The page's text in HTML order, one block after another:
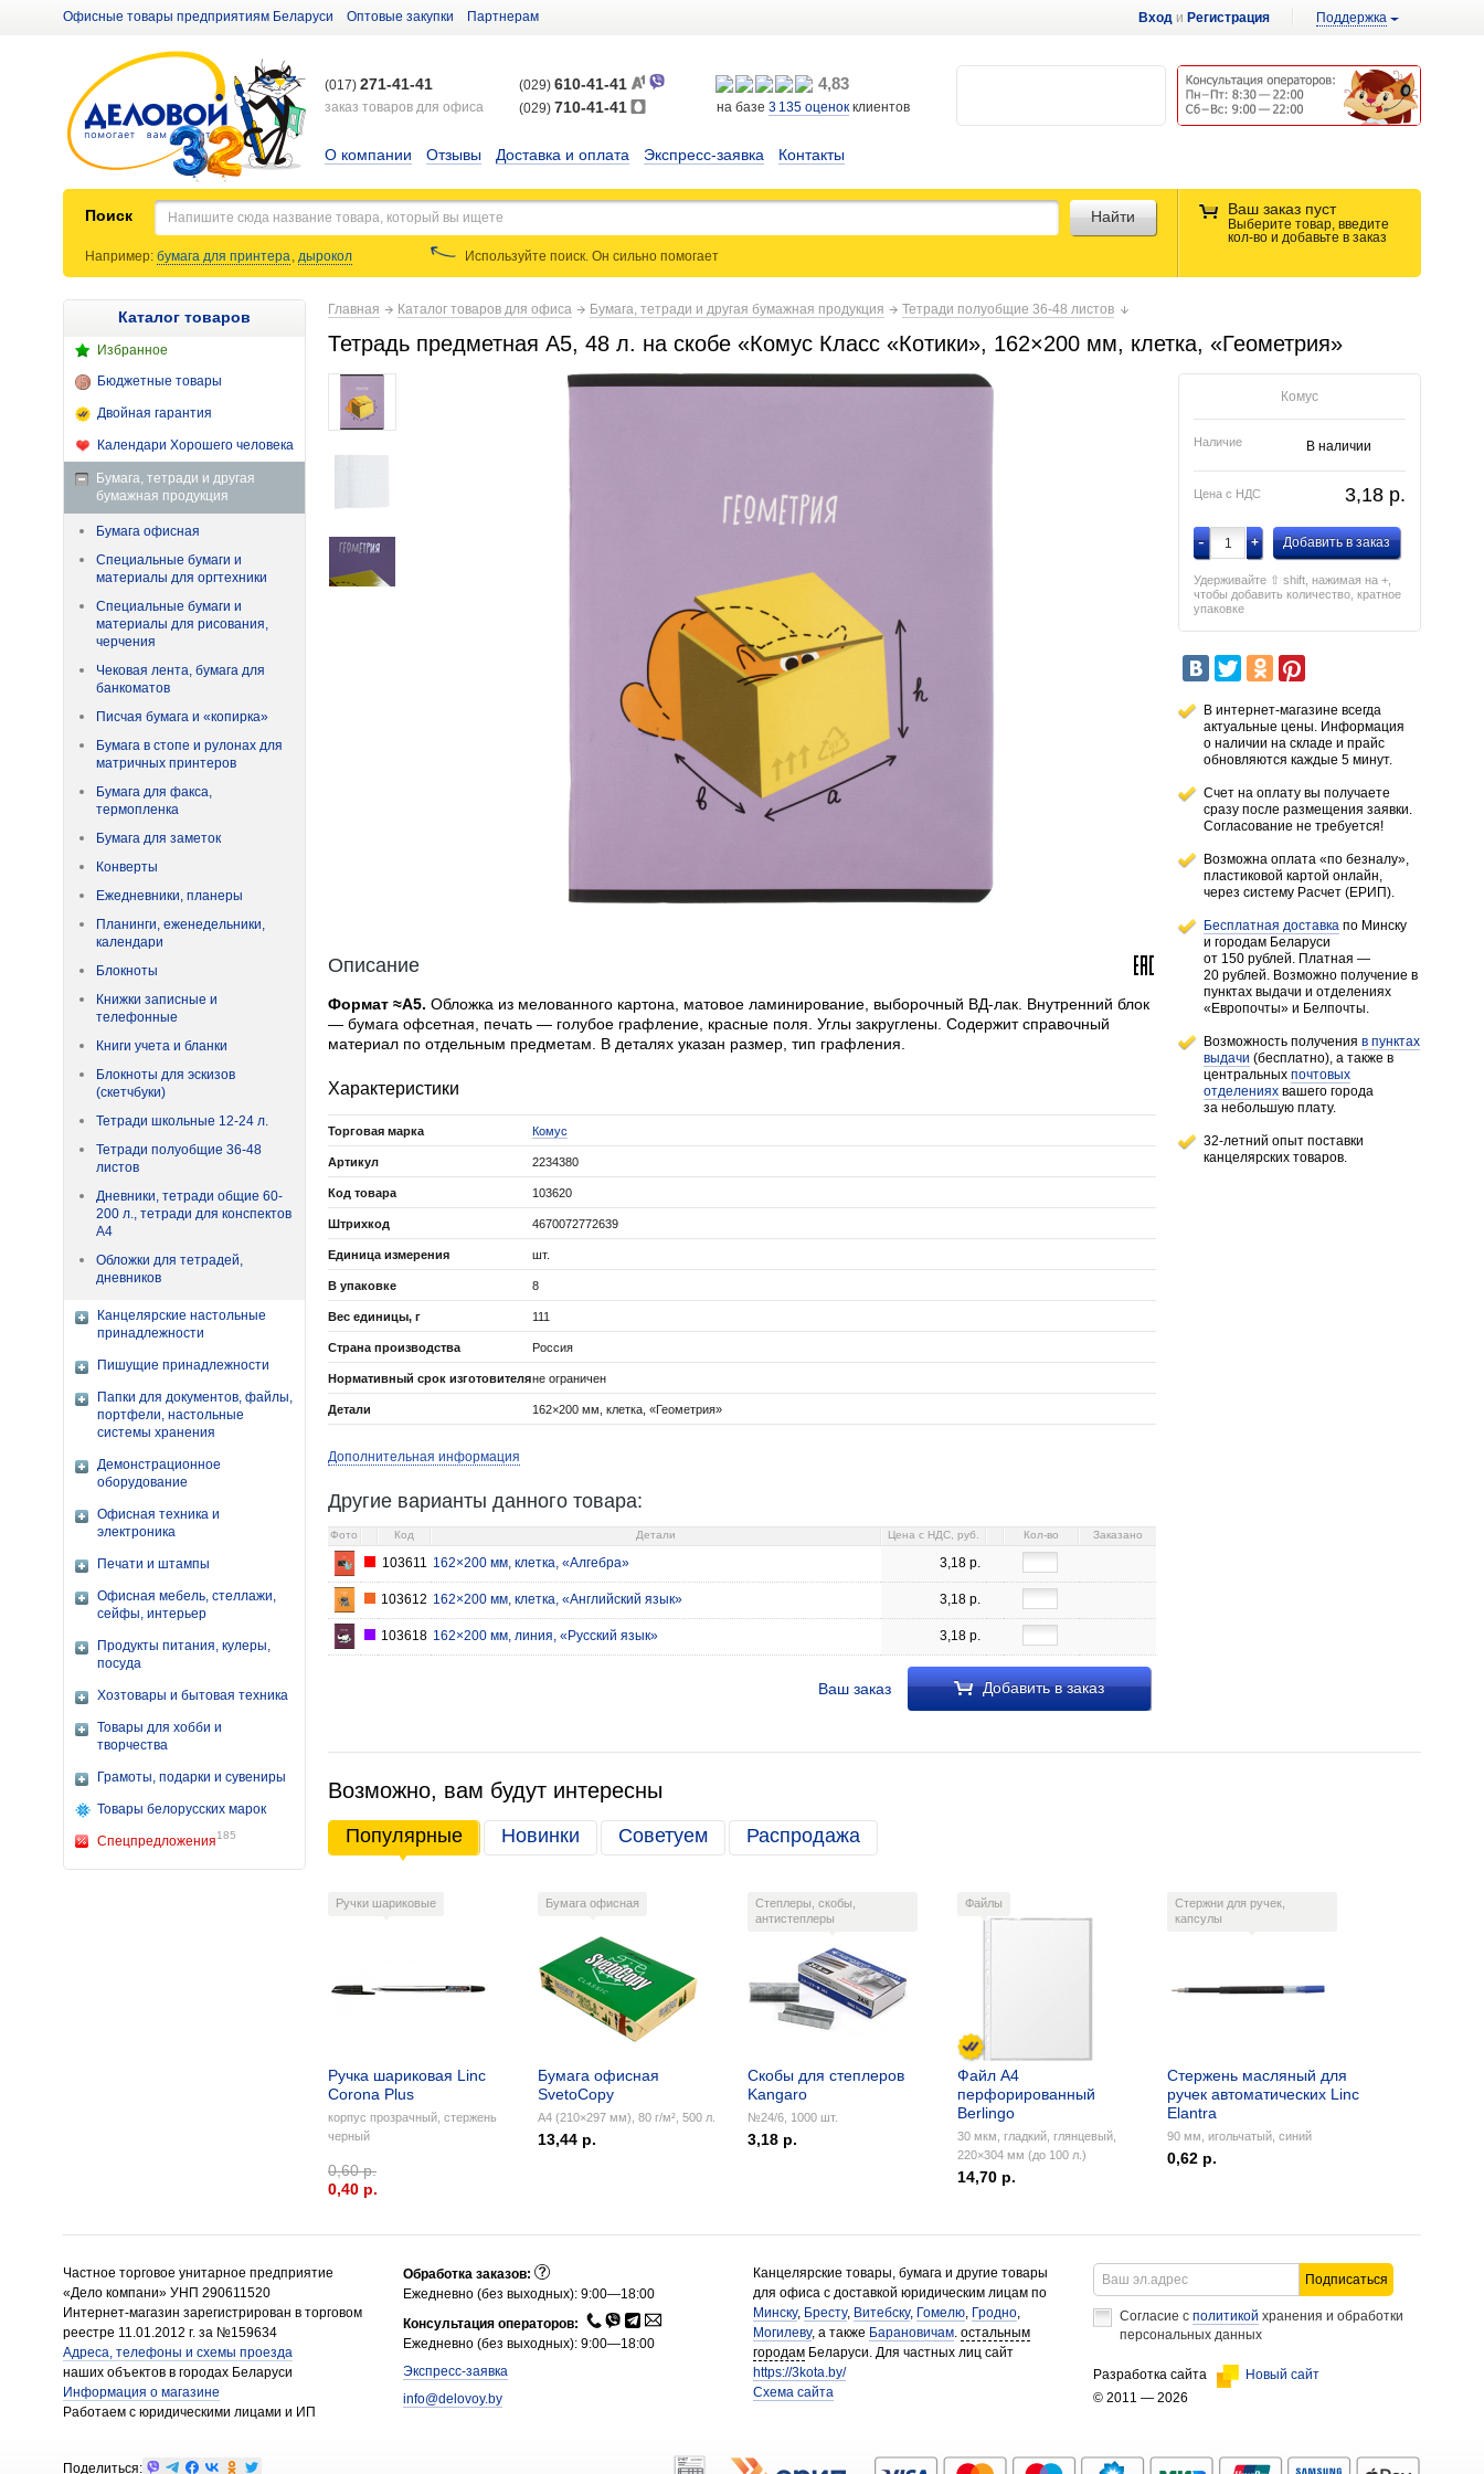
Вход и Регистрация Поддержка
Офисные товары предприятиям Беларуси Оптовые закупки Партнерам
(017) 271-41-41
заказ товаров для офиса
(029) 610-41-41
(029) 710-41-41
4,83
на базе 3 135 оценок клиентов
О компании Отзывы Доставка и оплата Экспресс-заявка Контакты
Поиск Ваш заказ пуст
Выберите товар, введите
кол-во и добавьте в заказ
Найти
Например: бумага для принтера, дырокол Используйте поиск. Он сильнопомогает
Каталог товаров
Избранное
Бюджетные товары
Двойная гарантия
Календари Хорошего человека
Бумага, тетради и другая
бумажная продукция
Бумага офисная
Специальные бумаги и
материалы для оргтехники
Специальные бумаги и
материалы для рисования,
черчения
Чековая лента, бумага для
банкоматов
Писчая бумага и «копирка»
Бумага в стопе и рулонах для
матричных принтеров
Бумага для факса,
термопленка
Бумага для заметок
Конверты
Ежедневники, планеры
Планинги, еженедельники,
календари
Блокноты
Книжки записные и
телефонные
Книги учета и бланки
Блокноты для эскизов
(скетчбуки)
Тетради школьные 12-24 л.
Тетради полуобщие 36-48
листов
Дневники, тетради общие 60-
200 л., тетради для конспектов
А4
Обложки для тетрадей,
дневников
Канцелярские настольные
принадлежности
Пишущие принадлежности
Папки для документов, файлы,
портфели, настольные
системы хранения
Демонстрационное
оборудование
Офисная техника и
электроника
Печати и штампы
Офисная мебель, стеллажи,
сейфы, интерьер
Продукты питания, кулеры,
посуда
Хозтовары и бытовая техника
Товары для хобби и
творчества
Грамоты, подарки и сувениры
Товары белорусских марок
Спецпредложения185
Главная Каталог товаров для офиса Бумага, тетради и другая бумажная продукция Тетради полуобщие 36-48 листов
Тетрадь предметная А5, 48 л. на скобе «Комус Класс «Котики», 162×200 мм, клетка, «Геометрия»
Комус
Наличие В наличии
Цена с НДС 3,18 p.
- + Добавить в заказ
Удерживайте ⇧ shift, нажимая на +,
чтобы добавить количество, кратное
упаковке
В интернет-магазине всегда
актуальные цены. Информация
о наличии на складе и прайс
обновляются каждые 5 минут.
Счет на оплату вы получаете
сразу после размещения заявки.
Согласование не требуется!
Возможна оплата «по безналу»,
пластиковой картой онлайн,
через систему Расчет (ЕРИП).
Бесплатная доставка по Минску
и городам Беларуси
от 150 рублей. Платная —
20 рублей. Возможно получение в
пунктах выдачи и отделениях
«Европочты» и Белпочты.
Возможность получения в пунктах
выдачи (бесплатно), а также в
центральных почтовых
отделениях вашего города
за небольшую плату.
32-летний опыт поставки
канцелярских товаров.
Описание
Формат ≈А5. Обложка из мелованного картона, матовое ламинирование, выборочный ВД-лак. Внутренний блок
— бумага офсетная, печать — голубое графление, красные поля. Углы закруглены. Содержит справочный
материал по отдельным предметам. В деталях указан размер, тип графления.
Характеристики
Торговая марка Комус
Артикул 2234380
Код товара 103620
Штрихкод 4670072772639
Единица измерения шт.
В упаковке 8
Вес единицы, г 111
Страна производства Россия
Нормативный срок изготовителяне ограничен
Детали 162×200 мм, клетка, «Геометрия»
Дополнительная информация
Другие варианты данного товара:
Фото Код Детали Цена c НДС, руб. Кол-во Заказано
103611 162×200 мм, клетка, «Алгебра» 3,18 р.
103612 162×200 мм, клетка, «Английский язык» 3,18 р.
103618 162×200 мм, линия, «Русский язык» 3,18 р.
Ваш заказ Добавить в заказ
Возможно, вам будут интересны
Популярные Новинки Советуем Распродажа
Ручки шариковые
Ручка шариковая Linc
Corona Plus
корпус прозрачный, стержень
черный
0,60 р.
0,40 p.
Бумага офисная
Бумага офисная
SvetoCopy
А4 (210×297 мм), 80 г/м², 500 л.
13,44 р.
Степлеры, скобы,
антистеплеры
Скобы для степлеров
Kangaro
№24/6, 1000 шт.
3,18 р.
Файлы
Файл А4
перфорированный
Berlingo
30 мкм, гладкий, глянцевый,
220×304 мм (до 100 л.)
14,70 р.
Стержни для ручек,
капсулы
Стержень масляный для
ручек автоматических Linc
Elantra
90 мм, игольчатый, синий
0,62 р.
Частное торговое унитарное предприятие
«Дело компани» УНП 290611520
Интернет-магазин зарегистрирован в торговом
реестре 11.01.2012 г. за №159634
Адреса, телефоны и схемы проезда
наших объектов в городах Беларуси
Информация о магазине
Работаем с юридическими лицами и ИП
Подписаться
Согласие с политикой хранения и обработки
персональных данных
Разработка сайта
Новый сайт
© 2011 — 2026
Обработка заказов:
Ежедневно (без выходных): 9:00—18:00
Консультация операторов:
Ежедневно (без выходных): 9:00—18:00
Экспресс-заявка
info@delovoy.by
Канцелярские товары, бумага и другие товары
для офиса с доставкой юридическим лицам по
Минску, Бресту, Витебску, Гомелю, Гродно,
Могилеву, а также Барановичам.остальным
городам Беларуси. Для частных лиц сайт
https://3kota.by/
Схема сайта
Поделиться: